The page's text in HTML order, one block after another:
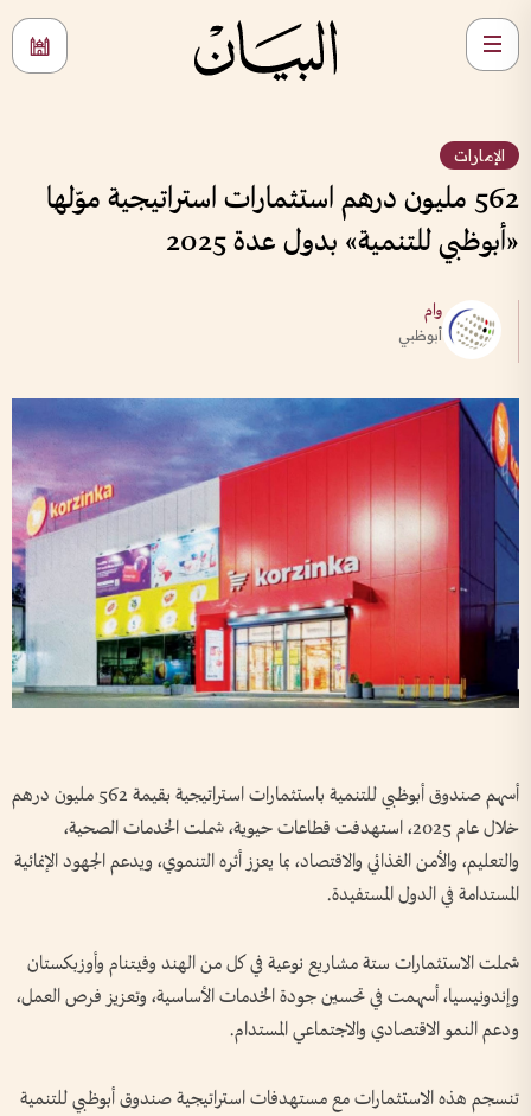
الإمارات
562 مليون درهم استثمارات استراتيجية موّلها
«أبوظبي للتنمية» بدول عدة 2025
وام
أبوظبي
أسهم صندوق أبوظبي للتنمية باستثمارات استراتيجية بقيمة 562 مليون درهم
خلال عام 2025، استهدفت قطاعات حيوية، شملت الخدمات الصحية،
والتعليم، والأمن الغذائي والاقتصاد، بما يعزز أثره التنموي، ويدعم الجهود الإنمائية
المستدامة في الدول المستفيدة.
شملت الاستثمارات ستة مشاريع نوعية في كل من الهند وفيتنام وأوزبكستان
وإندونيسيا، أسهمت في تحسين جودة الخدمات الأساسية، وتعزيز فرص العمل،
ودعم النمو الاقتصادي والاجتماعي المستدام.
تنسجم هذه الاستثمارات مع مستهدفات استراتيجية صندوق أبوظبي للتنمية